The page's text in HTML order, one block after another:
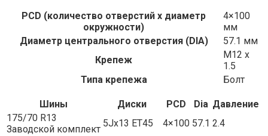
PCD (количество отверстий x диаметр
окружности)
4×100
мм
Диаметр центрального отверстия (DIA)
57.1 мм
Крепеж
M12 x
1.5
Типа крепежа
Болт
Шины Диски PCD Dia Давление
175/70 R13
Заводской комплект
5Jx13 ET45 4×100 57.1 2.4